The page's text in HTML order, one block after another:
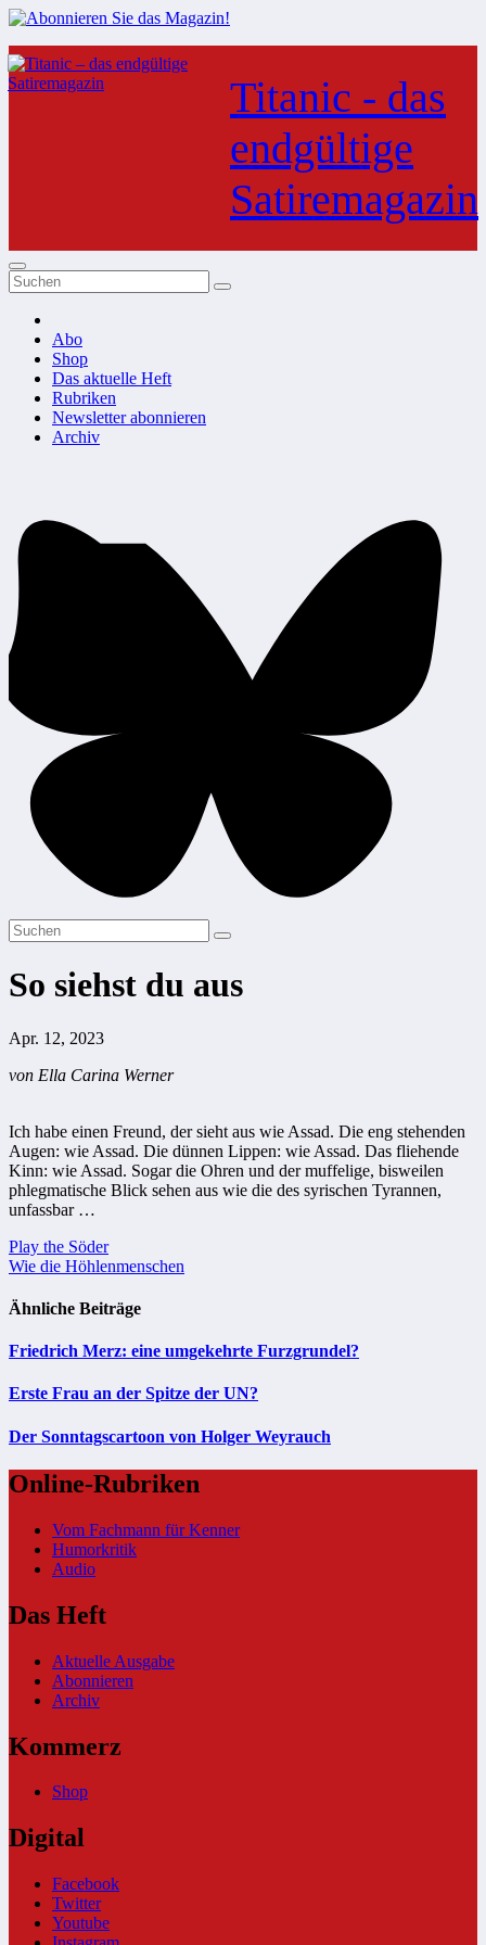
Zum
Inhalt
springen
Titanic - das
endgültige
Satiremagazin
Abo
Shop
Das aktuelle Heft
Rubriken
Newsletter abonnieren
Archiv
So siehst du aus
Apr. 12, 2023
von Ella Carina Werner
Ich habe einen Freund, der sieht aus wie Assad. Die eng stehenden
Augen: wie Assad. Die dünnen Lippen: wie Assad. Das fliehende
Kinn: wie Assad. Sogar die Ohren und der muffelige, bisweilen
phlegmatische Blick sehen aus wie die des syrischen Tyrannen,
unfassbar …
Beitragsnavigation
Play the Söder
Wie die Höhlenmenschen
Ähnliche Beiträge
Friedrich Merz: eine umgekehrte Furzgrundel?
Erste Frau an der Spitze der UN?
Der Sonntagscartoon von Holger Weyrauch
Online-Rubriken
Vom Fachmann für Kenner
Humorkritik
Audio
Das Heft
Aktuelle Ausgabe
Abonnieren
Archiv
Kommerz
Shop
Digital
Facebook
Twitter
Youtube